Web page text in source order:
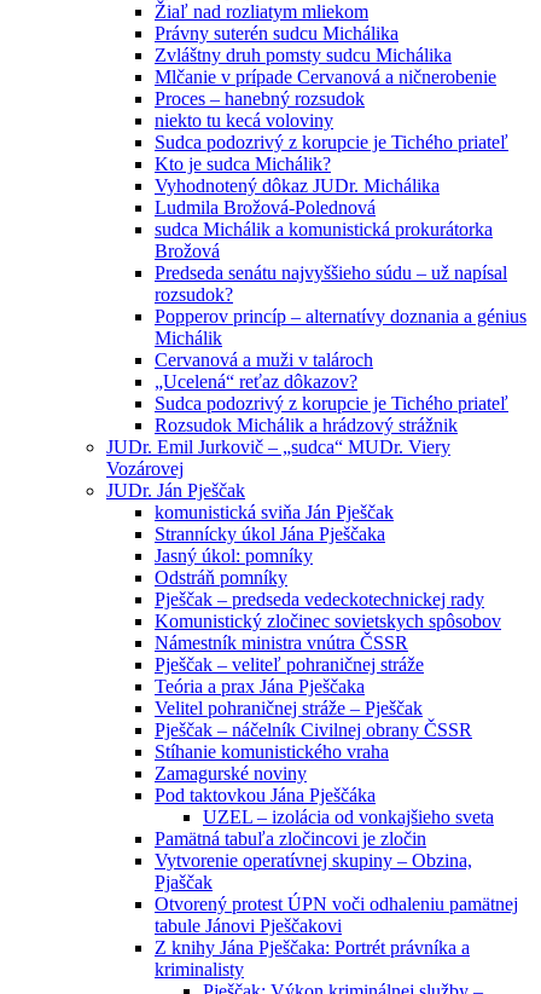
Žiaľ nad rozliatym mliekom
Právny suterén sudcu Michálika
Zvláštny druh pomsty sudcu Michálika
Mlčanie v prípade Cervanová a ničnerobenie
Proces – hanebný rozsudok
niekto tu kecá voloviny
Sudca podozrivý z korupcie je Tichého priateľ
Kto je sudca Michálik?
Vyhodnotený dôkaz JUDr. Michálika
Ludmila Brožová-Polednová
sudca Michálik a komunistická prokurátorka
Brožová
Predseda senátu najvyššieho súdu – už napísal
rozsudok?
Popperov princíp – alternatívy doznania a génius
Michálik
Cervanová a muži v talároch
„Ucelená“ reťaz dôkazov?
Sudca podozrivý z korupcie je Tichého priateľ
Rozsudok Michálik a hrádzový strážnik
JUDr. Emil Jurkovič – „sudca“ MUDr. Viery
Vozárovej
JUDr. Ján Pješčak
komunistická sviňa Ján Pješčak
Strannícky úkol Jána Pješčaka
Jasný úkol: pomníky
Odstráň pomníky
Pješčak – predseda vedeckotechnickej rady
Komunistický zločinec sovietskych spôsobov
Námestník ministra vnútra ČSSR
Pješčak – veliteľ pohraničnej stráže
Teória a prax Jána Pješčaka
Velitel pohraničnej stráže – Pješčak
Pješčak – náčelník Civilnej obrany ČSSR
Stíhanie komunistického vraha
Zamagurské noviny
Pod taktovkou Jána Pješčáka
UZEL – izolácia od vonkajšieho sveta
Pamätná tabuľa zločincovi je zločin
Vytvorenie operatívnej skupiny – Obzina,
Pjaščak
Otvorený protest ÚPN voči odhaleniu pamätnej
tabule Jánovi Pješčakovi
Z knihy Jána Pješčaka: Portrét právníka a
kriminalisty